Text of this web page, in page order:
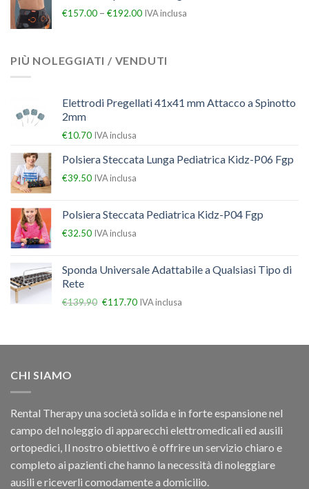
€157.00 – €192.00 IVA inclusa
PIÙ NOLEGGIATI / VENDUTI
Elettrodi Pregellati 41x41 mm Attacco a Spinotto
2mm
€10.70 IVA inclusa
Polsiera Steccata Lunga Pediatrica Kidz-P06 Fgp
€39.50 IVA inclusa
Polsiera Steccata Pediatrica Kidz-P04 Fgp
€32.50 IVA inclusa
Sponda Universale Adattabile a Qualsiasi Tipo di
Rete
€139.90 €117.70 IVA inclusa
CHI SIAMO
Rental Therapy una società solida e in forte espansione nel
campo del noleggio di apparecchi elettromedicali ed ausili
ortopedici, Il nostro obiettivo è offrire un servizio chiaro e
completo ai pazienti che hanno la necessità di noleggiare
ausili e riceverli comodamente a domicilio.